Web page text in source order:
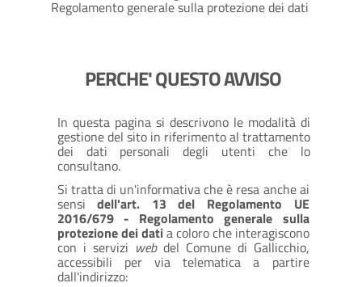
Regolamento generale sulla protezione dei dati
PERCHE' QUESTO AVVISO
In questa pagina si descrivono le modalità di
gestione del sito in riferimento al trattamento
dei dati personali degli utenti che lo
consultano.
Si tratta di un'informativa che è resa anche ai
sensidell'art. 13 del Regolamento UE
2016/679 - Regolamento generale sulla
protezione dei datia coloro che interagiscono
con i servizi web del Comune di Gallicchio,
accessibili per via telematica a partire
dall'indirizzo: